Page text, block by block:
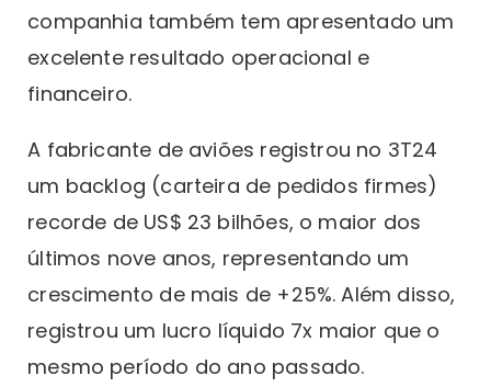
companhia também tem apresentado um
excelente resultado operacional e
financeiro.
A fabricante de aviões registrou no 3T24
um backlog (carteira de pedidos firmes)
recorde de US$ 23 bilhões, o maior dos
últimos nove anos, representando um
crescimento de mais de +25%. Além disso,
registrou um lucro líquido 7x maior que o
mesmo período do ano passado.